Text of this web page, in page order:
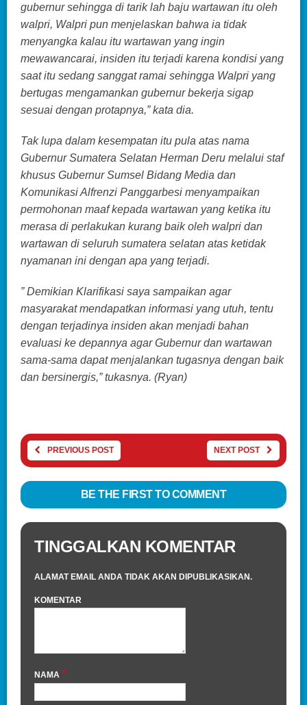
gubernur sehingga di tarik lah baju wartawan itu oleh
walpri, Walpri pun menjelaskan bahwa ia tidak
menyangka kalau itu wartawan yang ingin
mewawancarai, insiden itu terjadi karena kondisi yang
saat itu sedang sanggat ramai sehingga Walpri yang
bertugas mengamankan gubernur bekerja sigap
sesuai dengan protapnya,” kata dia.
Tak lupa dalam kesempatan itu pula atas nama
Gubernur Sumatera Selatan Herman Deru melalui staf
khusus Gubernur Sumsel Bidang Media dan
Komunikasi Alfrenzi Panggarbesi menyampaikan
permohonan maaf kepada wartawan yang ketika itu
merasa di perlakukan kurang baik oleh walpri dan
wartawan di seluruh sumatera selatan atas ketidak
nyamanan ini dengan apa yang terjadi.
” Demikian Klarifikasi saya sampaikan agar
masyarakat mendapatkan informasi yang utuh, tentu
dengan terjadinya insiden akan menjadi bahan
evaluasi ke depannya agar Gubernur dan wartawan
sama-sama dapat menjalankan tugasnya dengan baik
dan bersinergis,” tukasnya. (Ryan)
PREVIOUS POST NEXT POST
BE THE FIRST TO COMMENT
TINGGALKAN KOMENTAR
ALAMAT EMAIL ANDA TIDAK AKAN DIPUBLIKASIKAN.
KOMENTAR
NAMA *